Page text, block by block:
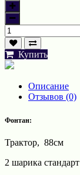
Купить
Описание
Отзывов (0)
Фонтан:
Трактор, 88см
2 шарика стандарт